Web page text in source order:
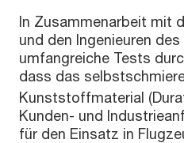
In Zusammenarbeit mit
und den Ingenieuren
umfangreiche Tests
dass das
Kunststoffmaterial
Kunden- und
für den Einsatz in